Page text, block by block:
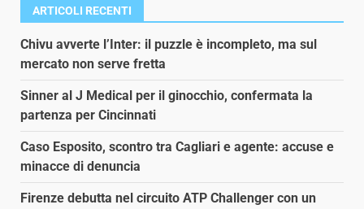
ARTICOLI RECENTI
Chivu avverte l’Inter: il puzzle è incompleto, ma sul
mercato non serve fretta
Sinner al J Medical per il ginocchio, confermata la
partenza per Cincinnati
Caso Esposito, scontro tra Cagliari e agente: accuse e
minacce di denuncia
Firenze debutta nel circuito ATP Challenger con un